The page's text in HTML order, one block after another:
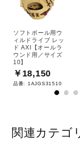
ソフトボール用ウ
ィルドライブ レッ
ド AXI【オールラ
ウンド用／サイズ
10】
￥18,150
品番: 1AJGS31510
関連カテゴ